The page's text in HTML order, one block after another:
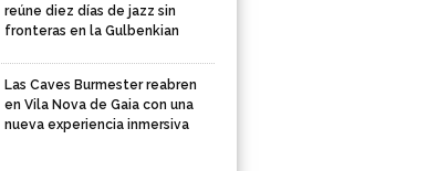
reúne diez días de jazz sin
fronteras en la Gulbenkian
Las Caves Burmester reabren
en Vila Nova de Gaia con una
nueva experiencia inmersiva